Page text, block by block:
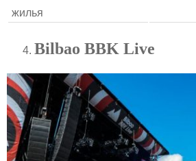
жилья
Bilbao BBK Live